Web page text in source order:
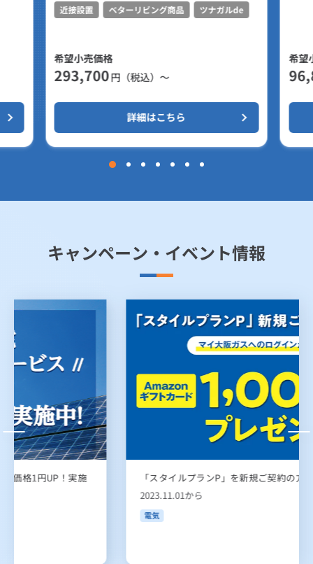
近接設置
ベターリビング商品 ツナガルde
希望小売価格
293,700円（税込）～
詳細はこちら
希望
キャンペーン・イベント情報
「スタイルプランP」を新規ご契約の方におトクな特典！